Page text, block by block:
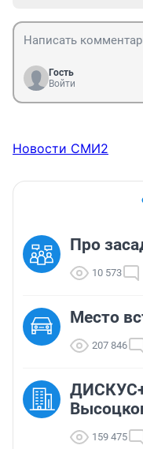
Гость
Войти
Новости СМИ2
Про
10 573
Место
207 846
159 475